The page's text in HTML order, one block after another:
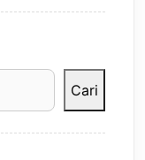
Cari